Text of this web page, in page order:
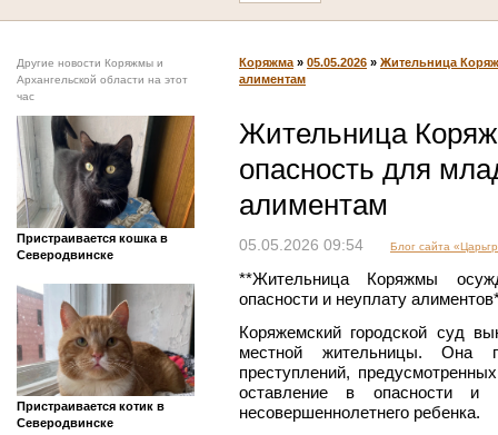
Другие новости Коряжмы и
Архангельской области на этот
час
Пристраивается кошка в
Северодвинске
Пристраивается котик в
Северодвинске
Коряжма » 05.05.2026 » Жительница
алиментам
Жительница
опасность для
алиментам
05.05.2026 09:54 Блог сайта
**Жительница Коряжмы
опасности и неуплату
Коряжемский городской суд
местной жительницы. Она
преступлений,
оставление в опасности и
несовершеннолетнего ребенка.